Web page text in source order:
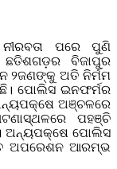
ପରେ ପୁଣି
ଛତିଶଗଡ଼ର ବିଜାପୁର
୨ଜଣଙ୍କୁ ଅତି ନିର୍ମମ
ପୋଲିସ ଇନଫର୍ମର
ଅଞ୍ଚଳରେ
ପହଞ୍ଚି
ଅନ୍ୟପକ୍ଷେ ପୋଲିସ
ଅପରେଶନ ଆରମ୍ଭ